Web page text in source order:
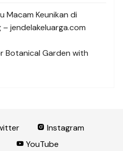
Macam Keunikan di
– jendelakeluarga.com
Botanical Garden with
Instagram
YouTube